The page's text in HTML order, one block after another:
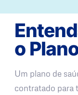
o
Um plano de
contratado para